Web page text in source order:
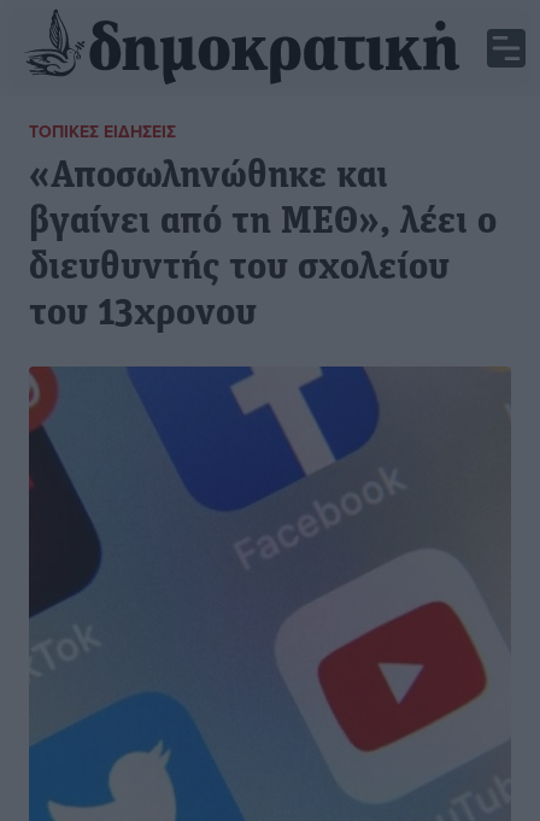
ΤΟΠΙΚΈΣ ΕΙΔΉΣΕΙΣ
«Αποσωληνώθηκε και
βγαίνει από τη ΜΕΘ», λέει ο
διευθυντής του σχολείου
του 13χρονου